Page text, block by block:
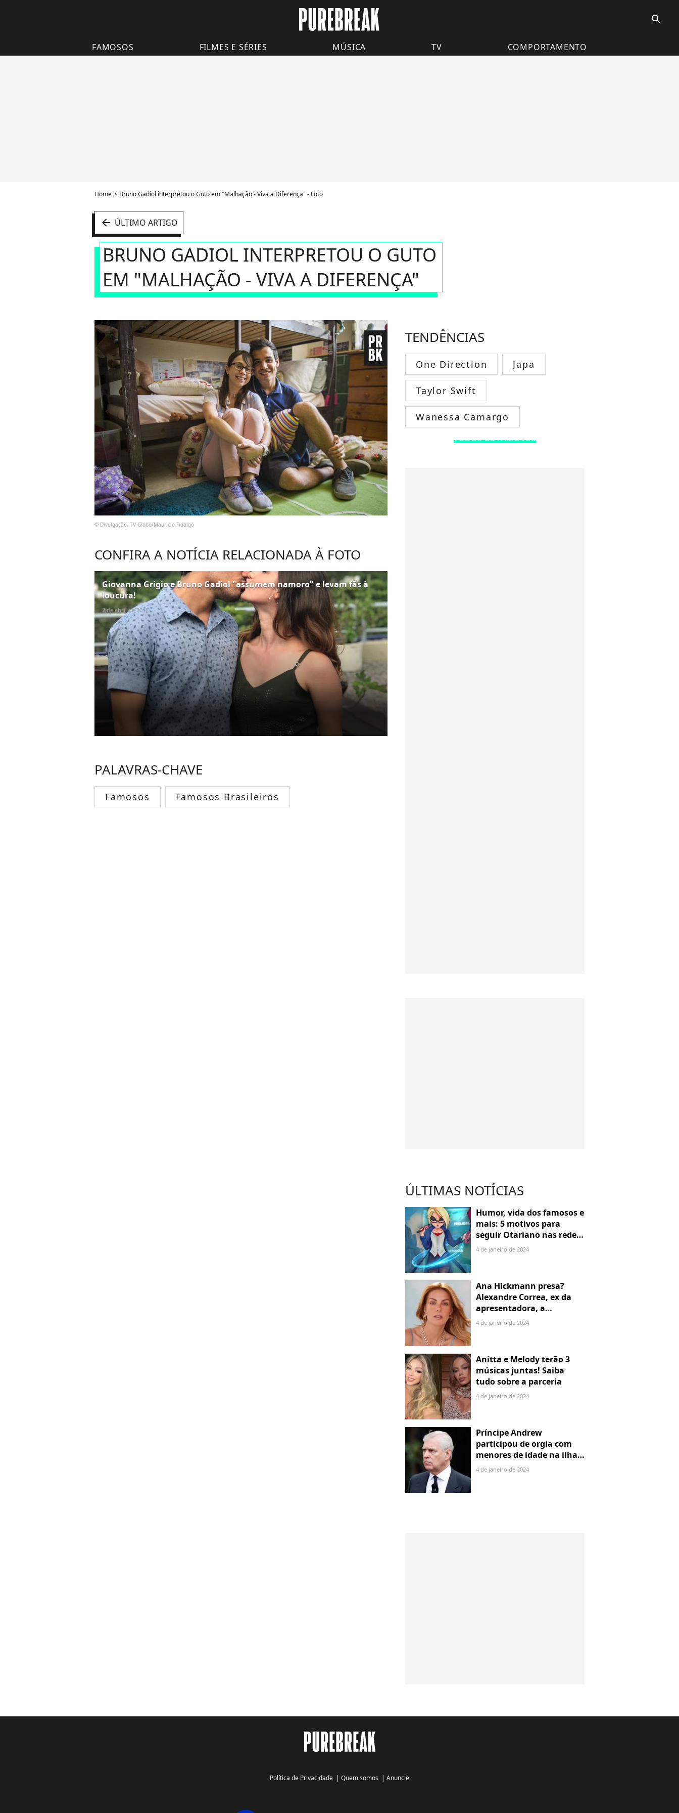
search
FAMOSOS FILMES E SÉRIES MÚSICA TV COMPORTAMENTO
Home Bruno Gadiol interpretou o Guto em "Malhação - Viva a Diferença" - Foto
arrow_left ÚLTIMO ARTIGO
BRUNO GADIOL INTERPRETOU O GUTO
EM "MALHAÇÃO - VIVA A DIFERENÇA"
© Divulgação, TV Globo/Mauricio Fidalgo
CONFIRA A NOTÍCIA RELACIONADA À FOTO
Giovanna Grigio e Bruno Gadiol "assumem namoro" e levam fãs à
loucura!
2 de abril de 2018
PALAVRAS-CHAVE
Famosos Famosos Brasileiros
TENDÊNCIAS
One Direction Japa
Taylor Swift
Wanessa Camargo
TODOS OS FAMOSOS
ÚLTIMAS NOTÍCIAS
Humor, vida dos famosos e
mais: 5 motivos para
seguir Otariano nas redes
sociais
4 de janeiro de 2024
Ana Hickmann presa?
Alexandre Correa, ex da
apresentadora, a
denuncia por alienação
4 de janeiro de 2024
Anitta e Melody terão 3
músicas juntas! Saiba
tudo sobre a parceria
4 de janeiro de 2024
Príncipe Andrew
participou de orgia com
menores de idade na ilha
de Jeffrey Epstein, chefe de
4 de janeiro de 2024
Política de Privacidade | Quem somos | Anuncie